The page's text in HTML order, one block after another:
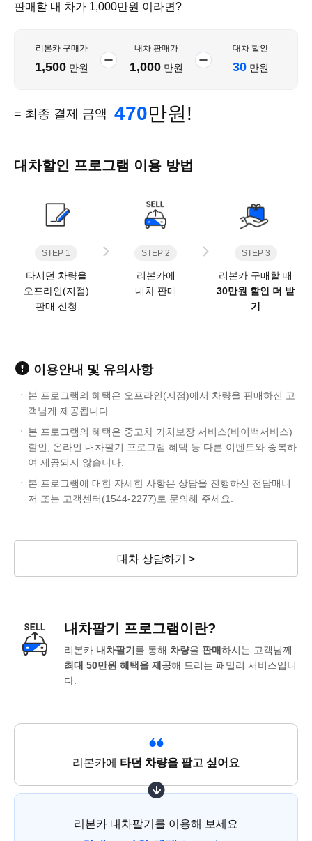
판매할 내 차가 1,000만원 이라면?
리본카 구매가
1,500만원
내차 판매가
1,000만원
대차 할인
30만원
= 최종 결제 금액 470만원!
대차할인 프로그램 이용 방법
STEP 1
타시던 차량을
오프라인(지점)
판매 신청
STEP 2
리본카에
내차 판매
STEP 3
리본카 구매할 때
30만원 할인 더 받
기
이용안내 및 유의사항
본 프로그램의 혜택은 오프라인(지점)에서 차량을 판매하신 고
객님게 제공됩니다.
본 프로그램의 혜택은 중고차 가치보장 서비스(바이백서비스)
할인, 온라인 내차팔기 프로그램 혜택 등 다른 이벤트와 중복하
여 제공되지 않습니다.
본 프로그램에 대한 자세한 사항은 상담을 진행하신 전담매니
저 또는 고객센터(1544-2277)로 문의해 주세요.
대차 상담하기 >
내차팔기 프로그램이란?
리본카 내차팔기를 통해 차량을 판매하시는 고객님께
최대 50만원 혜택을 제공해 드리는 패밀리 서비스입니
다.
리본카에 타던 차량을 팔고 싶어요
리본카 내차팔기를 이용해 보세요